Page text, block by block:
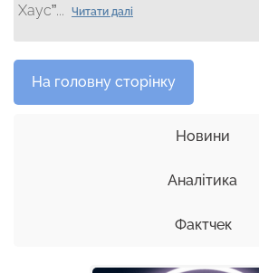
Хаус”...
Читати далі
На головну сторінку
Новини
Аналітика
Фактчек